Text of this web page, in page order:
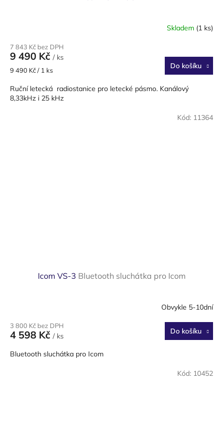
Skladem (1 ks)
7 843 Kč bez DPH
9 490 Kč / ks
Měrná
9 490 Kč / 1 ks Do košíku
Ruční letecká radiostanice pro letecké pásmo. Kanálový
8,33kHz i 25 kHz
Icom VS-3 Bluetooth sluchátka pro Icom
Obvykle 5-10dní
3 800 Kč bez DPH
4 598 Kč / ks
Do košíku
Bluetooth sluchátka pro Icom
Kód: 11364
Kód: 10452